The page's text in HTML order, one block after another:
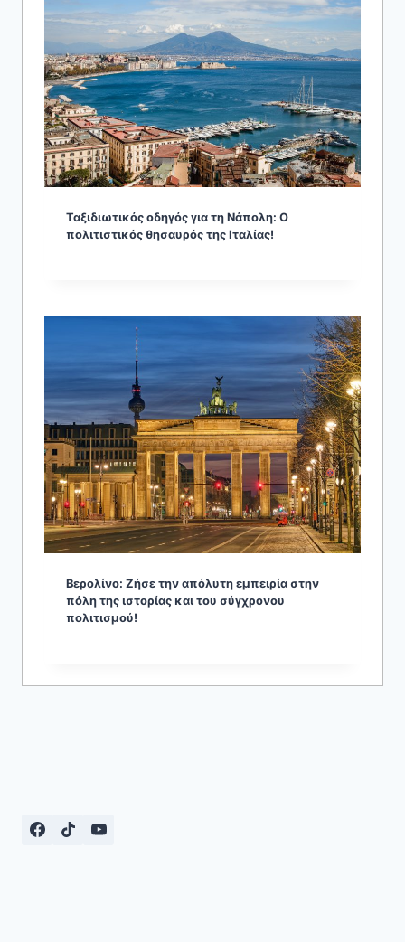
Ταξιδιωτικός οδηγός για τη Νάπολη: Ο
πολιτιστικός θησαυρός της Ιταλίας!
Βερολίνο: Ζήσε την απόλυτη εμπειρία στην
πόλη της ιστορίας και του σύγχρονου
πολιτισμού!